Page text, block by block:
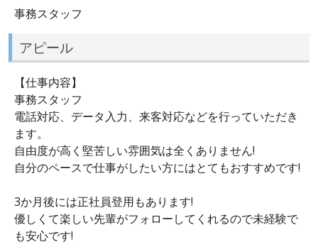
事務スタッフ
アピール
【仕事内容】
事務スタッフ
電話対応、データ入力、来客対応などを行っていただき
ます。
自由度が高く堅苦しい雰囲気は全くありません!
自分のペースで仕事がしたい方にはとてもおすすめです!
3か月後には正社員登用もあります!
優しくて楽しい先輩がフォローしてくれるので未経験で
も安心です!